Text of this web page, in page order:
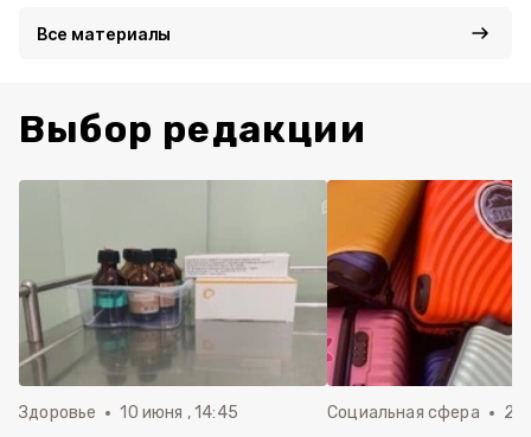
Все материалы
Выбор редакции
Здоровье 10 июня , 14:45 Социальная сфера 20